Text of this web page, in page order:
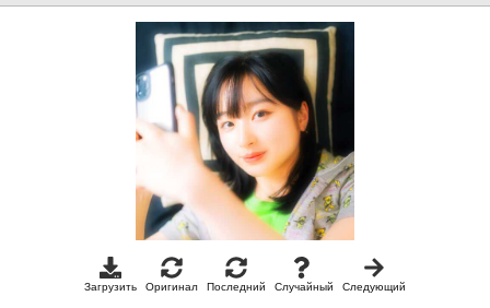
Загрузить Оригинал Последний Случайный Следующий